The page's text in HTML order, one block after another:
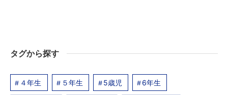
タグから探す
４年生 ５年生 5歳児 6年生